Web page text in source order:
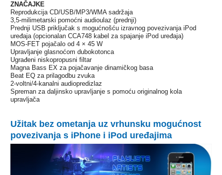
ZNAČAJKE
Reprodukcija CD/USB/MP3/WMA sadržaja
3,5-milimetarski pomoćni audioulaz (prednji)
Prednji USB priključak s mogućnošću izravnog povezivanja iPod
uređaja (opcionalan CCA748 kabel za spajanje iPod uređaja)
MOS-FET pojačalo od 4 × 45 W
Upravljanje glasnoćom dubokotonca
Ugrađeni niskopropusni filtar
Magna Bass EX za pojačavanje dinamičkog basa
Beat EQ za prilagodbu zvuka
2-voltni/4-kanalni audiopredizlaz
Spreman za daljinsko upravljanje s pomoću originalnog kola
upravljača
Užitak bez ometanja uz vrhunsku mogućnost
povezivanja s iPhone i iPod uređajima